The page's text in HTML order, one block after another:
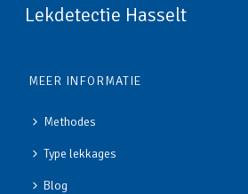
Lekdetectie Hasselt
MEER INFORMATIE
Methodes
Type lekkages
Blog